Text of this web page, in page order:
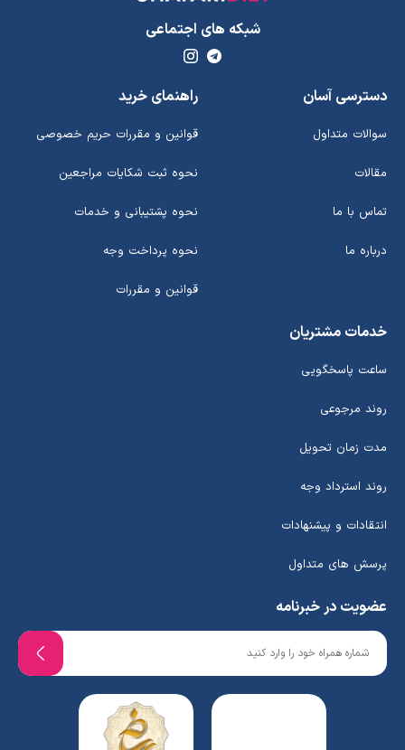
شبکه های اجتماعی
دسترسی آسان
سوالات متداول
مقالات
تماس با ما
درباره ما
راهنمای خرید
قوانین و مقررات حریم خصوصی
نحوه ثبت شکایات مراجعین
نحوه پشتیبانی و خدمات
نحوه پرداخت وجه
قوانین و مقررات
خدمات مشتریان
ساعت پاسخگویی
روند مرجوعی
مدت زمان تحویل
روند استرداد وجه
انتقادات و پیشنهادات
پرسش های متداول
عضویت در خبرنامه